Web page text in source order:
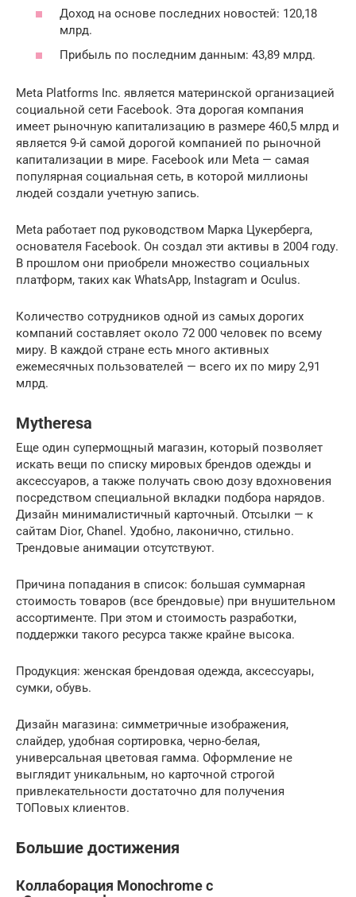
Доход на основе последних новостей: 120,18
млрд.
Прибыль по последним данным: 43,89 млрд.
Meta Platforms Inc. является материнской организацией
социальной сети Facebook. Эта дорогая компания
имеет рыночную капитализацию в размере 460,5 млрд и
является 9-й самой дорогой компанией по рыночной
капитализации в мире. Facebook или Meta — самая
популярная социальная сеть, в которой миллионы
людей создали учетную запись.
Meta работает под руководством Марка Цукерберга,
основателя Facebook. Он создал эти активы в 2004 году.
В прошлом они приобрели множество социальных
платформ, таких как WhatsApp, Instagram и Oculus.
Количество сотрудников одной из самых дорогих
компаний составляет около 72 000 человек по всему
миру. В каждой стране есть много активных
ежемесячных пользователей — всего их по миру 2,91
млрд.
Mytheresa
Еще один супермощный магазин, который позволяет
искать вещи по списку мировых брендов одежды и
аксессуаров, а также получать свою дозу вдохновения
посредством специальной вкладки подбора нарядов.
Дизайн минималистичный карточный. Отсылки — к
сайтам Dior, Chanel. Удобно, лаконично, стильно.
Трендовые анимации отсутствуют.
Причина попадания в список: большая суммарная
стоимость товаров (все брендовые) при внушительном
ассортименте. При этом и стоимость разработки,
поддержки такого ресурса также крайне высока.
Продукция: женская брендовая одежда, аксессуары,
сумки, обувь.
Дизайн магазина: симметричные изображения,
слайдер, удобная сортировка, черно-белая,
универсальная цветовая гамма. Оформление не
выглядит уникальным, но карточной строгой
привлекательности достаточно для получения
ТОПовых клиентов.
Большие достижения
Коллаборация Monochrome с